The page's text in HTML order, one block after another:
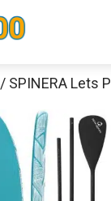
/ SPINERA Lets